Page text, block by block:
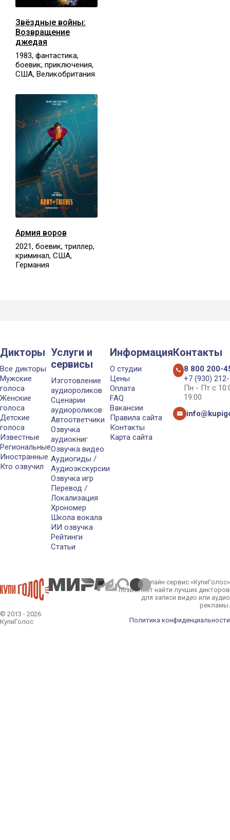
Звёздные войны:
Возвращение
джедая
1983, фантастика,
боевик, приключения,
США, Великобритания
Армия воров
2021, боевик, триллер,
криминал, США,
Германия
Дикторы
Все дикторы
Мужские
голоса
Женские
голоса
Детские
голоса
Известные
Региональные
Иностранные
Кто озвучил
Услуги и
сервисы
Изготовление
аудиороликов
Сценарии
аудиороликов
Автоответчики
Озвучка
аудиокниг
Озвучка видео
Аудиогиды /
Аудиоэкскурсии
Озвучка игр
Перевод /
Локализация
Хрономер
Школа вокала
ИИ озвучка
Рейтинги
Статьи
Информация
О студии
Цены
Оплата
FAQ
Вакансии
Правила сайта
Контакты
Карта сайта
Контакты
8 800 200-
+7 (930)
Пн - Пт с
19:00
© 2013 - 2026
КупиГолос
Онлайн сервис «КупиГолос»
позволяет найти лучших дикторов
для записи видео или аудио
рекламы.
Политика конфиденциальности